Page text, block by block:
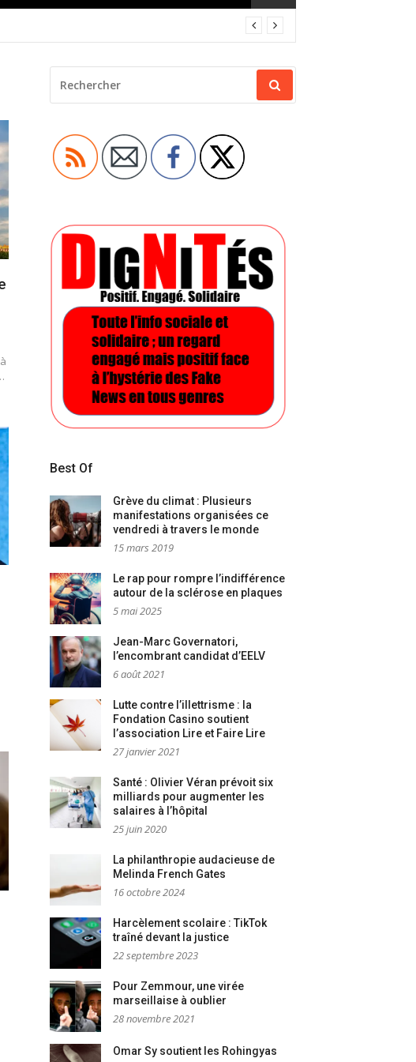
POUR
:
Best Of
Grève du climat : Plusieurs
manifestations organisées ce
vendredi à travers le monde
15 mars 2019
Le rap pour rompre l’indifférence
autour de la sclérose en plaques
5 mai 2025
Jean-Marc Governatori,
l’encombrant candidat d’EELV
6 août 2021
Lutte contre l’illettrisme : la
Fondation Casino soutient
l’association Lire et Faire Lire
27 janvier 2021
Santé : Olivier Véran prévoit six
milliards pour augmenter les
salaires à l’hôpital
25 juin 2020
La philanthropie audacieuse de
Melinda French Gates
16 octobre 2024
Harcèlement scolaire : TikTok
traîné devant la justice
22 septembre 2023
Pour Zemmour, une virée
marseillaise à oublier
28 novembre 2021
Omar Sy soutient les Rohingyas